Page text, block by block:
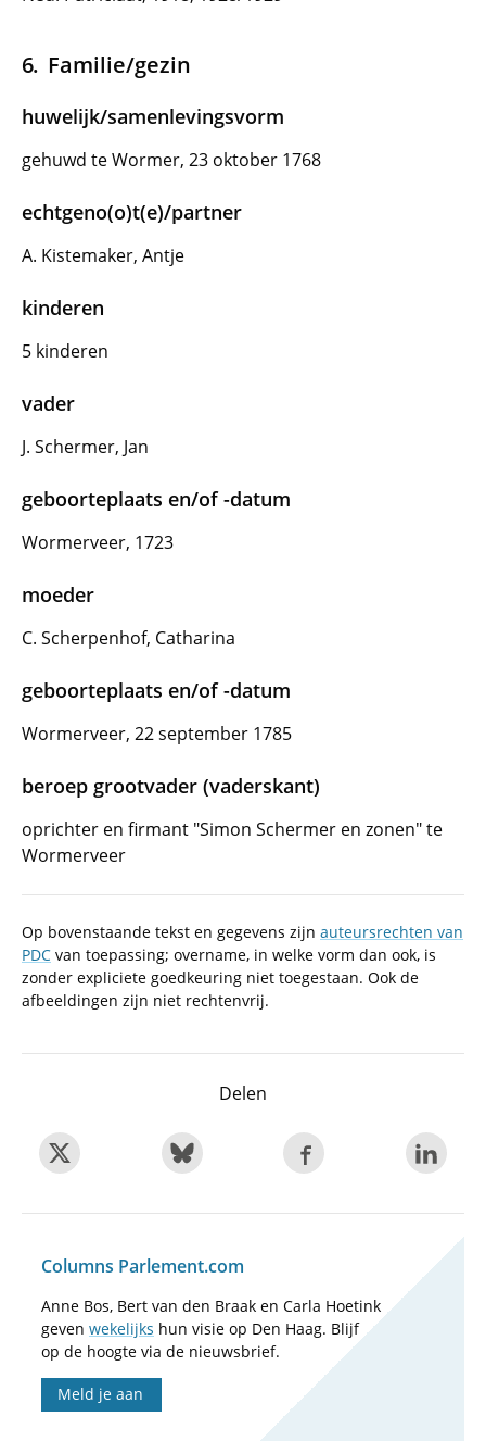
Familie/gezin
huwelijk/samenlevingsvorm
gehuwd te Wormer, 23 oktober 1768
echtgeno(o)t(e)/partner
A. Kistemaker, Antje
kinderen
5 kinderen
vader
J. Schermer, Jan
geboorteplaats en/of -datum
Wormerveer, 1723
moeder
C. Scherpenhof, Catharina
geboorteplaats en/of -datum
Wormerveer, 22 september 1785
beroep grootvader (vaderskant)
oprichter en firmant "Simon Schermer en zonen" te
Wormerveer
Op bovenstaande tekst en gegevens zijn auteursrechten van
PDC van toepassing; overname, in welke vorm dan ook, is
zonder expliciete goedkeuring niet toegestaan. Ook de
afbeeldingen zijn niet rechtenvrij.
Delen
Columns Parlement.com
Anne Bos, Bert van den Braak en Carla Hoetink
geven wekelijks hun visie op Den Haag. Blijf
op de hoogte via de nieuwsbrief.
Meld je aan